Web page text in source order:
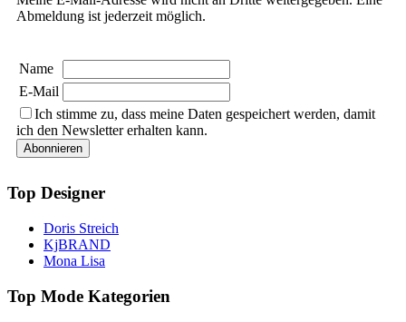
Abmeldung ist jederzeit möglich.
Name
E-Mail
Ich stimme zu, dass meine Daten gespeichert werden, damit
ich den Newsletter erhalten kann.
Top Designer
Doris Streich
KjBRAND
Mona Lisa
Top Mode Kategorien